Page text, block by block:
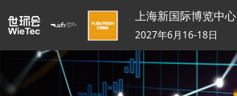
上海新国际博览中心
2027年6月16-18日